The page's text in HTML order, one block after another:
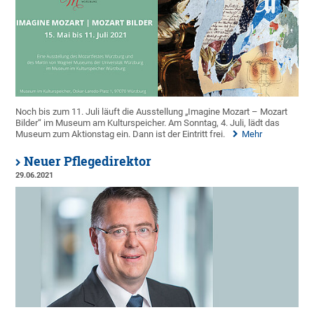
Noch bis zum 11. Juli läuft die Ausstellung „Imagine Mozart – Mozart
Bilder“ im Museum am Kulturspeicher. Am Sonntag, 4. Juli, lädt das
Museum zum Aktionstag ein. Dann ist der Eintritt frei.
Mehr
Neuer Pflegedirektor
29.06.2021